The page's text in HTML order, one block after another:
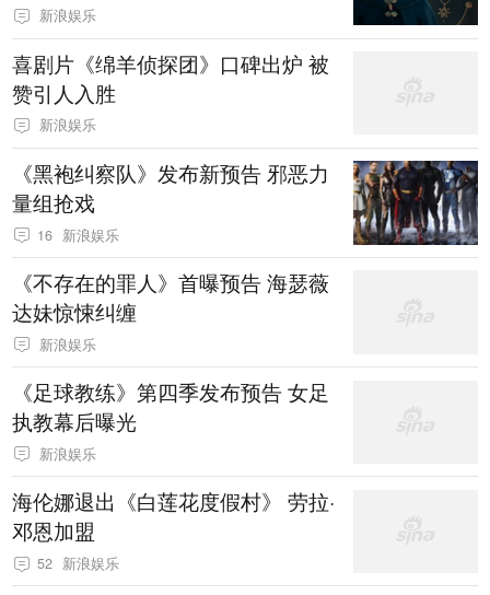
新浪娱乐
喜剧片《绵羊侦探团》口碑出炉 被
赞引人入胜
新浪娱乐
《黑袍纠察队》发布新预告 邪恶力
量组抢戏
16 新浪娱乐
《不存在的罪人》首曝预告 海瑟薇
达妹惊悚纠缠
新浪娱乐
《足球教练》第四季发布预告 女足
执教幕后曝光
新浪娱乐
海伦娜退出《白莲花度假村》 劳拉·
邓恩加盟
52 新浪娱乐